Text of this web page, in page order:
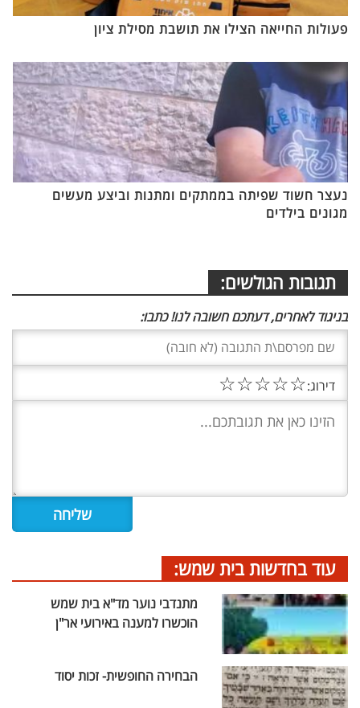
פעולות החייאה הצילו את תושבת מסילת ציון
נעצר חשוד שפיתה בממתקים ומתנות וביצע מעשים
מגונים בילדים
תגובות הגולשים:
בניגוד לאחרים, דעתכם חשובה לנו! כתבו:
דירוג:☆
☆
☆
☆
☆
עוד בחדשות בית שמש:
מתנדבי נוער מד"א בית שמש
הוכשרו למענה באירועי אר"ן
הבחירה החופשית- זכות יסוד